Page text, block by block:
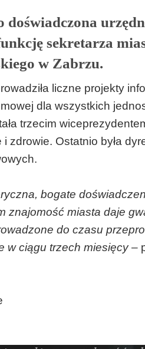
doświadczona
sekretarza
w Zabrzu.
liczne projekty
dla wszystkich
trzecim
zdrowie. Ostatnio była
bogate
znajomość miasta daje
do czasu
w ciągu trzech miesięcy–